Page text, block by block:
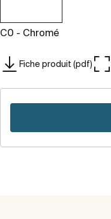
C0 - Chromé
Fiche produit (pdf)